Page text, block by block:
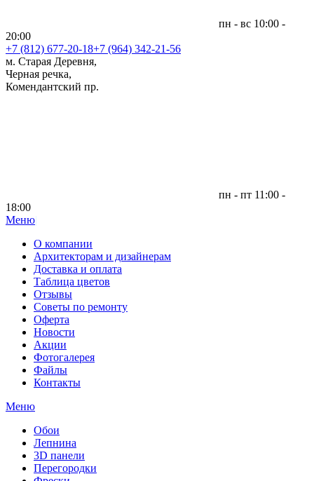
пн - вс 10:00 -
20:00
+7 (812) 677-20-18+7 (964) 342-21-56
м. Старая Деревня,
Черная речка,
Комендантский пр.
пн - пт 11:00 -
18:00
Меню|
О компании
Архитекторам и дизайнерам
Доставка и оплата
Таблица цветов
Отзывы
Советы по ремонту
Оферта
Новости
Акции
Фотогалерея
Файлы
Контакты
Меню
Обои
Лепнина
3D панели
Перегородки